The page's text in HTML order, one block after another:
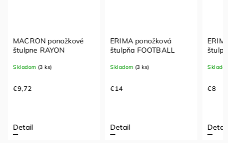
MACRON ponožkové
štulpne RAYON
Skladom (3 ks)
€9,72
Detail
ERIMA ponožková
štulpňa FOOTBALL
Skladom (3 ks)
€14
Detail
€8
Detail